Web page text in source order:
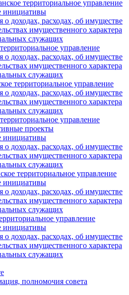
территориальное управление
инициативы
о доходах, расходах, об имуществе
имущественного характера
служащих
управление
о доходах, расходах, об имуществе
имущественного характера
служащих
территориальное управление
о доходах, расходах, об имуществе
имущественного характера
служащих
управление
проекты
инициативы
о доходах, расходах, об имуществе
имущественного характера
служащих
территориальное управление
инициативы
о доходах, расходах, об имуществе
имущественного характера
служащих
управление
инициативы
о доходах, расходах, об имуществе
имущественного характера
служащих
полномочия совета